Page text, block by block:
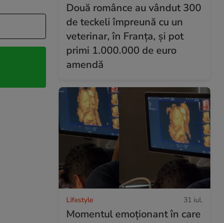
Două românce au vândut 300
de teckeli împreună cu un
veterinar, în Franța, și pot
primi 1.000.000 de euro
amendă
Lifestyle 31 iul.
Momentul emoționant în care